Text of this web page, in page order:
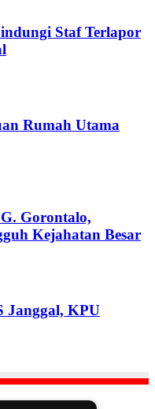
Staf Terlapor
Rumah Utama
Gorontalo,
Kejahatan Besar
Janggal, KPU